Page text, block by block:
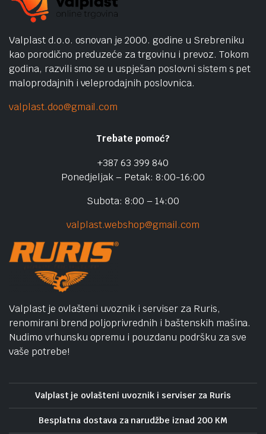
Valplast d.o.o. osnovan je 2000. godine u Srebreniku
kao porodično preduzeće za trgovinu i prevoz. Tokom
godina, razvili smo se u uspješan poslovni sistem s pet
maloprodajnih i veleprodajnih poslovnica.
valplast.doo@gmail.com
Trebate pomoć?
+387 63 399 840
Ponedjeljak – Petak: 8:00-16:00
Subota: 8:00 – 14:00
valplast.webshop@gmail.com
Valplast je ovlašteni uvoznik i serviser za Ruris,
renomirani brend poljoprivrednih i baštenskih mašina.
Nudimo vrhunsku opremu i pouzdanu podršku za sve
vaše potrebe!
Valplast je ovlašteni uvoznik i serviser za Ruris
Besplatna dostava za narudžbe iznad 200 KM